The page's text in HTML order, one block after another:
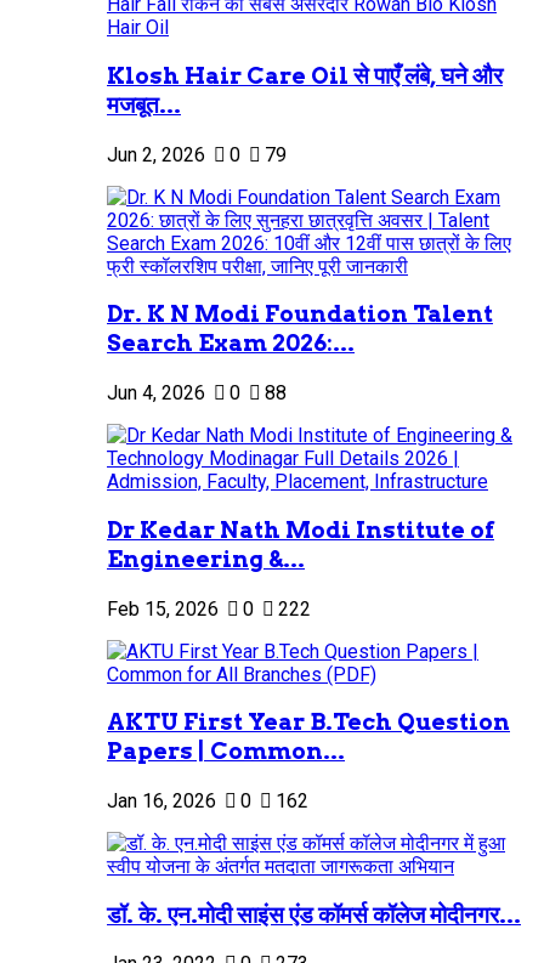
Klosh Hair Care Oil से पाएँ लंबे, घने और
मजबूत...
Jun 2, 2026 0 79
Dr. K N Modi Foundation Talent
Search Exam 2026:...
Jun 4, 2026 0 88
Dr Kedar Nath Modi Institute of
Engineering &...
Feb 15, 2026 0 222
AKTU First Year B.Tech Question
Papers | Common...
Jan 16, 2026 0 162
डॉ. के. एन.मोदी साइंस एंड कॉमर्स कॉलेज मोदीनगर...